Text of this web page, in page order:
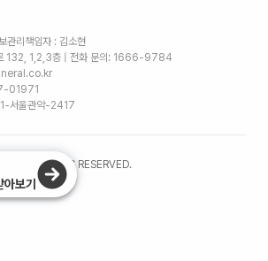
관리책임자 : 김소현
132, 1,2,3층 | 전화 문의: 1666-9784
01971
서울관악-2417
소 ALL RIGHTS RESERVED.
보기